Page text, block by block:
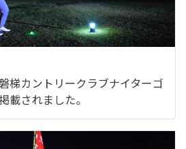
梯カントリークラブナイターゴ
載されました。